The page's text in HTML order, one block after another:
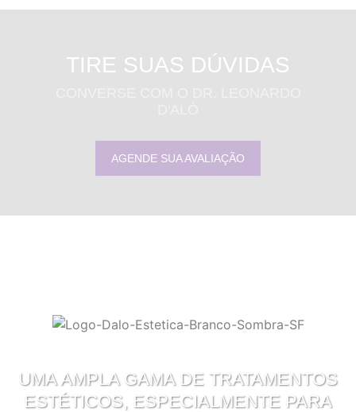
TIRE SUAS DÚVIDAS
AGENDE SUA AVALIAÇÃO
UMA AMPLA GAMA DE TRATAMENTOS
ESTÉTICOS, ESPECIALMENTE PARA